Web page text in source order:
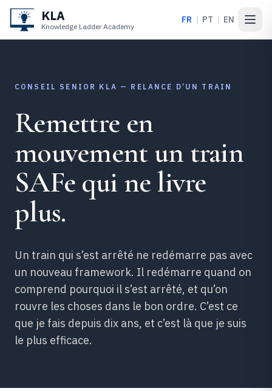
KLA
Knowledge Ladder Academy
FR | PT | EN
CONSEIL SENIOR KLA — RELANCE D’UN TRAIN
Remettre en
mouvement un train
SAFe qui ne livre
plus.
Un train qui s’est arrêté ne redémarre pas avec
un nouveau framework. Il redémarre quand on
comprend pourquoi il s’est arrêté, et qu’on
rouvre les choses dans le bon ordre. C’est ce
que je fais depuis dix ans, et c’est là que je suis
le plus efficace.